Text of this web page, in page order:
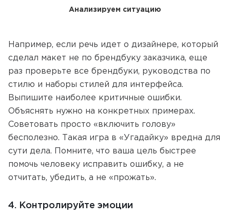
Анализируем ситуацию
Например, если речь идет о дизайнере, который
сделал макет не по брендбуку заказчика, еще
раз проверьте все брендбуки, руководства по
стилю и наборы стилей для интерфейса.
Выпишите наиболее критичные ошибки.
Объяснять нужно на конкретных примерах.
Советовать просто «включить голову»
бесполезно. Такая игра в «Угадайку» вредна для
сути дела. Помните, что ваша цель быстрее
помочь человеку исправить ошибку, а не
отчитать, убедить, а не «прожать».
4. Контролируйте эмоции